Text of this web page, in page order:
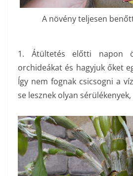
A növény teljesen
1. Átültetés előtti napon
orchideákat és hagyjuk őket
Így nem fognak csicsogni a
se lesznek olyan